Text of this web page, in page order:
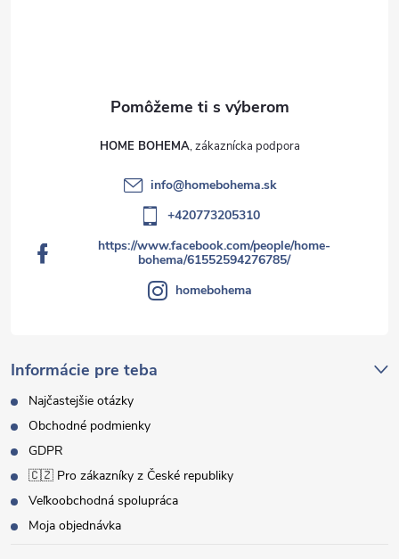
Informácie pre teba
Najčastejšie otázky
Obchodné podmienky
GDPR
🇨🇿 Pro zákazníky z České republiky
Veľkoobchodná spolupráca
Moja objednávka
HOME BOHEMA
info@homebohema.sk
+420773205310
https://www.facebook.com/people/home-
bohema/61552594276785/
homebohema